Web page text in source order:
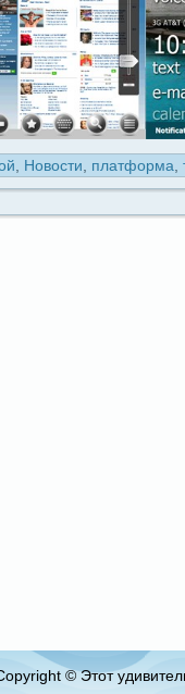
Новости платформа
© Этот